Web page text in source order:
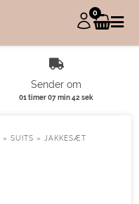
0
Sender om
01 timer 07 min 41 sek
»SUITS »
JAKKESÆT